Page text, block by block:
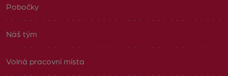
Pobočky
Náš tým
Volná pracovní místa